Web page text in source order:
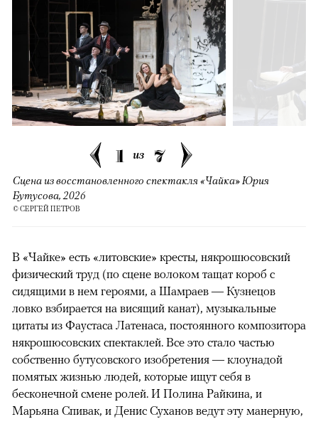
1 из 7
Сцена из восстановленного спектакля «Чайка» Юрия
Бутусова, 2026
© СЕРГЕЙ ПЕТРОВ
В «Чайке» есть «литовские» кресты, някрошюсовский
физический труд (по сцене волоком тащат короб с
сидящими в нем героями, а Шамраев — Кузнецов
ловко взбирается на висящий канат), музыкальные
цитаты из Фаустаса Латенаса, постоянного композитора
някрошюсовских спектаклей. Все это стало частью
собственно бутусовского изобретения — клоунадой
помятых жизнью людей, которые ищут себя в
бесконечной смене ролей. И Полина Райкина, и
Марьяна Спивак, и Денис Суханов ведут эту манерную,